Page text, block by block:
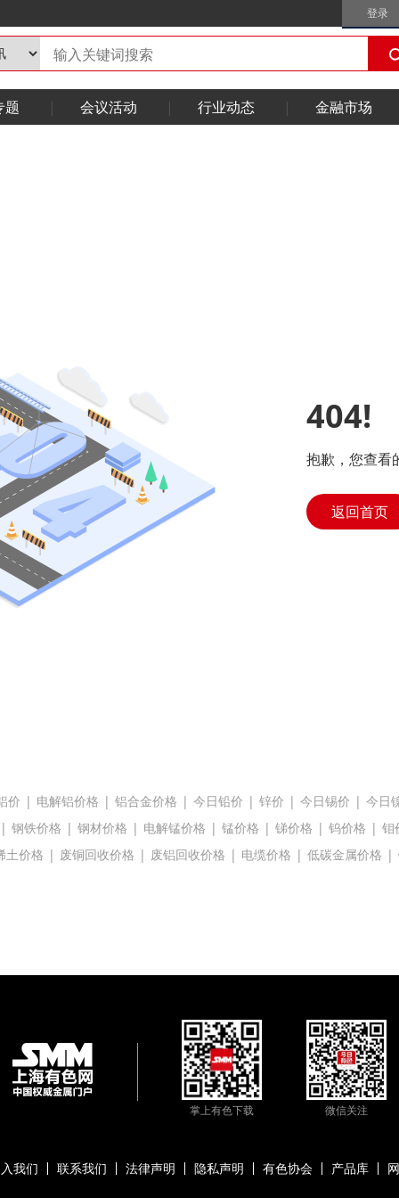
登录
题 会议活动 行业动态 金融市场
404!
抱歉，您查看
返回首页
价 | 电解铝价格 | 铝合金价格 | 今日铅价 | 锌价 | 今日锡价 | 今日
| 钢铁价格 | 钢材价格 | 电解锰价格 | 锰价格 | 锑价格 | 钨价格 | 钼
土价格 | 废铜回收价格 | 废铝回收价格 | 电缆价格 | 低碳金属价格 |
掌上有色下载 微信关注
我们 联系我们 法律声明 隐私声明 有色协会 产品库